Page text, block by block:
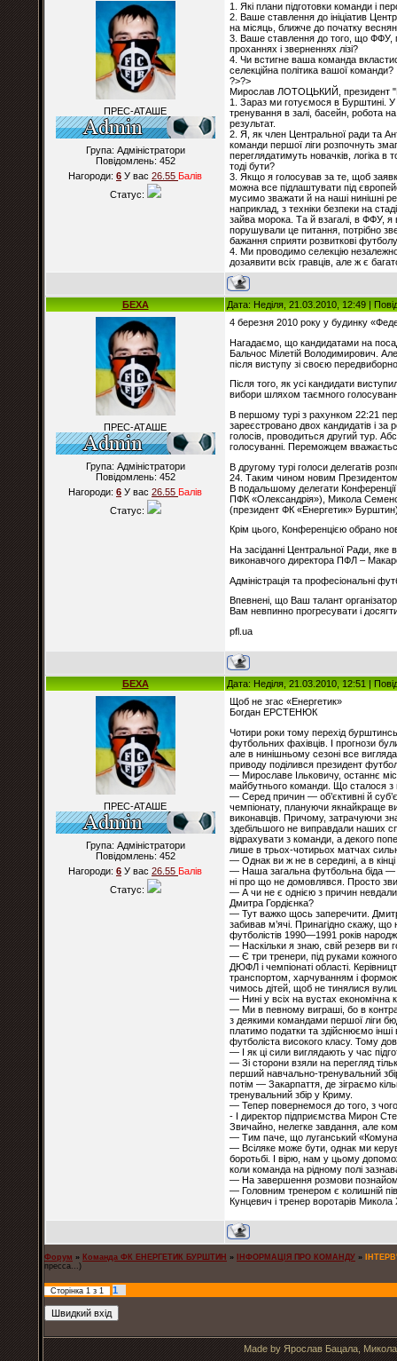
ПРЕС-АТАШЕ
Група: Адміністратори
Повідомлень: 452
Нагороди: 6 У вас 26.55 Балiв
Статус:
1. Які плани підготовки команди і
2. Ваше ставлення до ініціатив
на місяць, ближче до початку
3. Ваше ставлення до того, що ФФУ,
проханнях і зверненнях лізі?
4. Чи встигне ваша команда
селекційна політика вашої команди?
?>?>
Мирослав ЛОТОЦЬКИЙ, президент
1. Зараз ми готуємося в Бурштині.
тренування в залі, басейн, робота
результат.
2. Я, як член Центральної ради та
команди першої ліги розпочнуть
переглядатимуть новачків, логіка
тоді бути?
3. Якщо я голосував за те, щоб
можна все підлаштувати під
мусимо зважати й на наші нинішні
наприклад, з техніки безпеки на
зайва морока. Та й взагалі, в ФФУ,
порушували це питання, потрібно
бажання сприяти розвиткові футболу
4. Ми проводимо селекцію незалежно
дозаявити всіх гравців, але ж є
БЕХА Дата: Неділя, 21.03.2010, 12:49 |
ПРЕС-АТАШЕ
Група: Адміністратори
Повідомлень: 452
Нагороди: 6 У вас 26.55 Балiв
Статус:
4 березня 2010 року у будинку
Нагадаємо, що кандидатами на
Бальчос Мілетій Володимирович.
після виступу зі своєю
Після того, як усі кандидати
вибори шляхом таємного
В першому турі з рахунком 22:21
зареєстровано двох кандидатів і
голосів, проводиться другий тур.
голосуванні. Переможцем
В другому турі голоси делегатів
24. Таким чином новим Президентом
В подальшому делегати
ПФК «Олександрія»), Микола
(президент ФК «Енергетик»
Крім цього, Конференцією обрано
На засіданні Центральної Ради, яке
виконавчого директора ПФЛ –
Адміністрація та професіональні
Впевнені, що Ваш талант
Вам невпинно прогресувати і
pfl.ua
БЕХА Дата: Неділя, 21.03.2010, 12:51 |
ПРЕС-АТАШЕ
Група: Адміністратори
Повідомлень: 452
Нагороди: 6 У вас 26.55 Балiв
Статус:
Щоб не згас «Енергетик»
Богдан ЕРСТЕНЮК
Чотири роки тому перехід
футбольних фахівців. І прогнози
але в нинішньому сезоні все
приводу поділився президент
— Мирославе Ільковичу, останнє
майбутнього команди. Що сталося
— Серед причин — об’єктивні й
чемпіонату, плануючи якнайкраще
виконавців. Причому, затрачуючи
здебільшого не виправдали наших
відрахувати з команди, а декого
лише в трьох-чотирьох матчах
— Однак ви ж не в середині, а в кінці
— Наша загальна футбольна біда —
ні про що не домовлявся. Просто
— А чи не є однією з причин
Дмитра Гордієнка?
— Тут важко щось заперечити.
забивав м’ячі. Принагідно скажу, що
футболістів 1990—1991 років
— Наскільки я знаю, свій резерв ви
— Є три тренери, під руками
ДЮФЛ і чемпіонаті області.
транспортом, харчуванням і
чимось дітей, щоб не тинялися
— Нині у всіх на вустах економічна
— Ми в певному виграші, бо в
з деякими командами першої ліги
платимо податки та здійснюємо
футболіста високого класу. Тому
— І як ці сили виглядають у час
— Зі сторони взяли на перегляд
перший навчально-тренувальний
потім — Закарпаття, де зіграємо
тренувальний збір у Криму.
— Тепер повернемося до того, з
- І директор підприємства Мирон
Звичайно, нелегке завдання, але
— Тим паче, що луганський
— Всіляке може бути, однак ми
боротьбі. І вірю, нам у цьому
коли команда на рідному полі
— На завершення розмови
— Головним тренером є колишній
Кунцевич і тренер воротарів
Форум » Команда ФК ЕНЕРГЕТИК БУРШТИН » ІНФОРМАЦІЯ ПРО КОМАНДУ »
пресса...)
Сторінка 1 з 1 1
Made by Ярослав Бацала,